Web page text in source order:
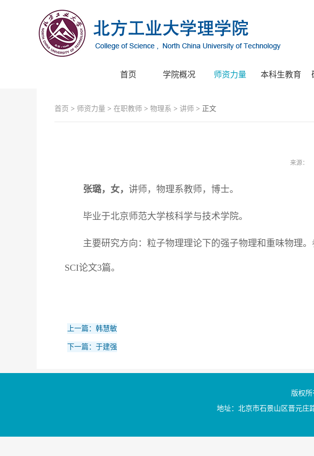
首页 学院概况 师资力量 本科生教育
首页 > 师资力量 > 在职教师 > 物理系 > 讲师 > 正文
来源：
张璐，女， 讲师，物理系教师，博士。
毕业于北京师范大学核科学与技术学院。
主要研究方向：粒子物理理论下的强子物理和重味物理
SCI论文3篇。
上一篇：韩慧敏
下一篇：于建强
版权
地址：北京市石景山区晋元